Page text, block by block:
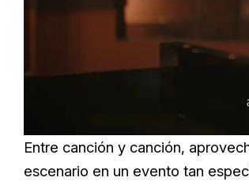
Entre canción y canción,
escenario en un evento tan